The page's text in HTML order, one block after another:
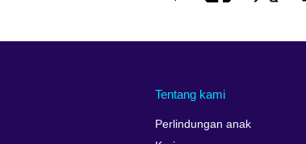
Tentang kami
Perlindungan anak